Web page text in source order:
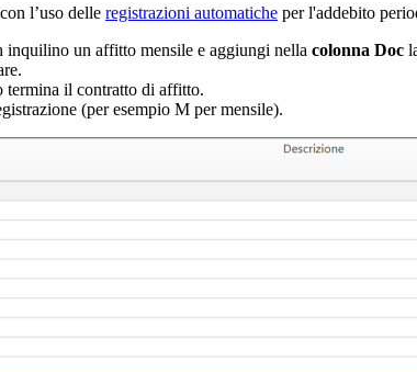
l’uso delle registrazioni automatiche per l'addebito
inquilino un affitto mensile e aggiungi nella colonna Doc
termina il contratto di affitto.
(per esempio M per mensile).